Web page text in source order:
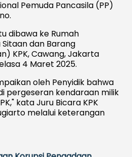
Pemuda Pancasila (PP)
dibawa ke Rumah
dan Barang
KPK, Cawang, Jakarta
4 Maret 2025.
oleh Penyidik bahwa
pergeseran kendaraan milik
kata Juru Bicara KPK
melalui keterangan